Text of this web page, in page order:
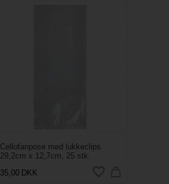
Cellofanpose med lukkeclips
29,2cm x 12,7cm, 25 stk.
35,00 DKK